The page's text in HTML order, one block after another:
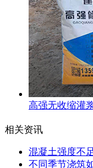
高强无收缩灌
相关资讯
混凝土强度不
不同季节浇筑